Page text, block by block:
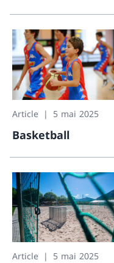
Baseball / Softball
Article 5 mai 2025
Basketball
Basketball
Article 5 mai 2025